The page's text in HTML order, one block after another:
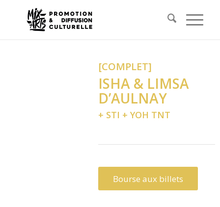
[COMPLET]
ISHA & LIMSA
D’AULNAY
+ STI + YOH TNT
Bourse aux billets